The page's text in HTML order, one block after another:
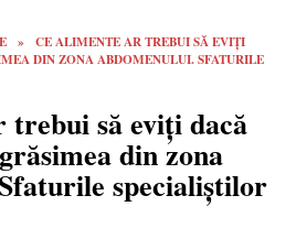
»
CE ALIMENTE AR TREBUI SĂ EVIȚI
DIN ZONA ABDOMENULUI. SFATURILE
trebui să eviți dacă
din zona
specialiștilor